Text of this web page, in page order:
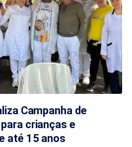
Campanha de
crianças e
até 15 anos